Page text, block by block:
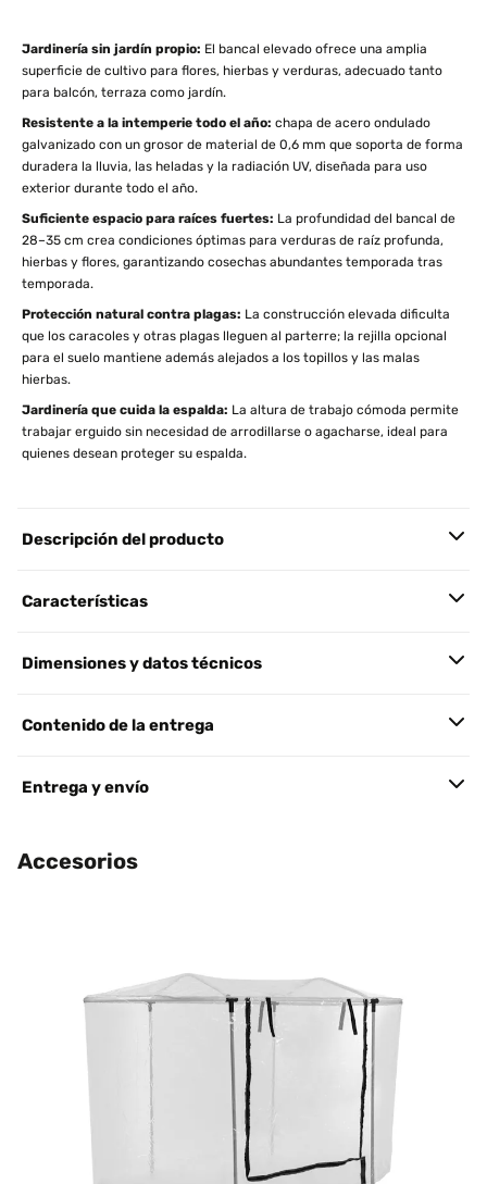
Jardinería sin jardín propio: El bancal elevado ofrece una amplia
superficie de cultivo para flores, hierbas y verduras, adecuado tanto
para balcón, terraza como jardín.
Resistente a la intemperie todo el año: chapa de acero ondulado
galvanizado con un grosor de material de 0,6 mm que soporta de forma
duradera la lluvia, las heladas y la radiación UV, diseñada para uso
exterior durante todo el año.
Suficiente espacio para raíces fuertes: La profundidad del bancal de
28–35 cm crea condiciones óptimas para verduras de raíz profunda,
hierbas y flores, garantizando cosechas abundantes temporada tras
temporada.
Protección natural contra plagas: La construcción elevada dificulta
que los caracoles y otras plagas lleguen al parterre; la rejilla opcional
para el suelo mantiene además alejados a los topillos y las malas
hierbas.
Jardinería que cuida la espalda: La altura de trabajo cómoda permite
trabajar erguido sin necesidad de arrodillarse o agacharse, ideal para
quienes desean proteger su espalda.
Descripción del producto
Características
Dimensiones y datos técnicos
Contenido de la entrega
Entrega y envío
Accesorios